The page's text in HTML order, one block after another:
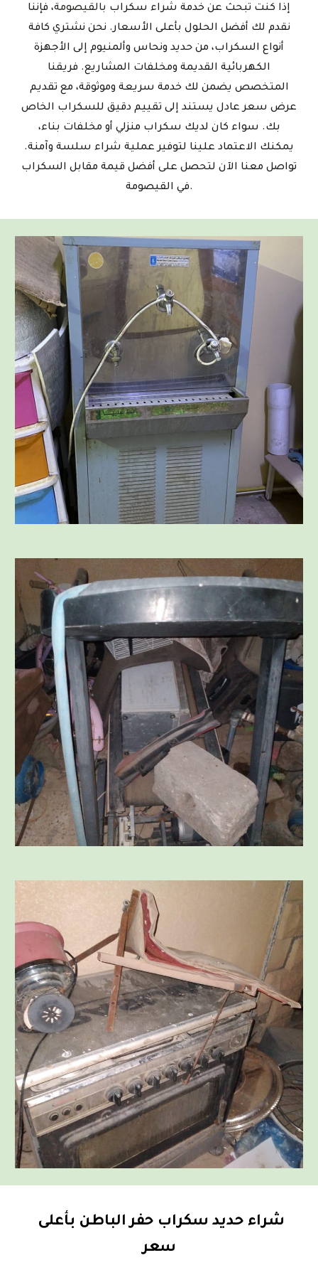
إذا كنت تبحث عن خدمة شراء سكراب بالقيصومة، فإننا
نقدم لك أفضل الحلول بأعلى الأسعار. نحن نشتري كافة
أنواع السكراب، من حديد ونحاس وألمنيوم إلى الأجهزة
الكهربائية القديمة ومخلفات المشاريع. فريقنا
المتخصص يضمن لك خدمة سريعة وموثوقة، مع تقديم
عرض سعر عادل يستند إلى تقييم دقيق للسكراب الخاص
بك. سواء كان لديك سكراب منزلي أو مخلفات بناء،
يمكنك الاعتماد علينا لتوفير عملية شراء سلسة وآمنة.
تواصل معنا الآن لتحصل على أفضل قيمة مقابل السكراب
في القيصومة.
سعر